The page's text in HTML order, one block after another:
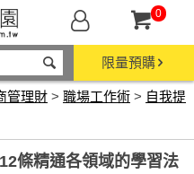
0
限量預購
管理財 > 職場工作術 > 自我提
條精通各領域的學習法